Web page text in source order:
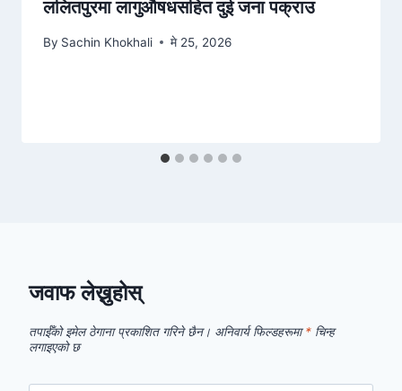
ललितपुरमा लागुऔषधसहित दुई जना पक्राउ
By Sachin Khokhali मे 25, 2026
जवाफ लेख्नुहोस्
तपाईँको इमेल ठेगाना प्रकाशित गरिने छैन। अनिवार्य फिल्डहरूमा* चिन्ह
लगाइएको छ